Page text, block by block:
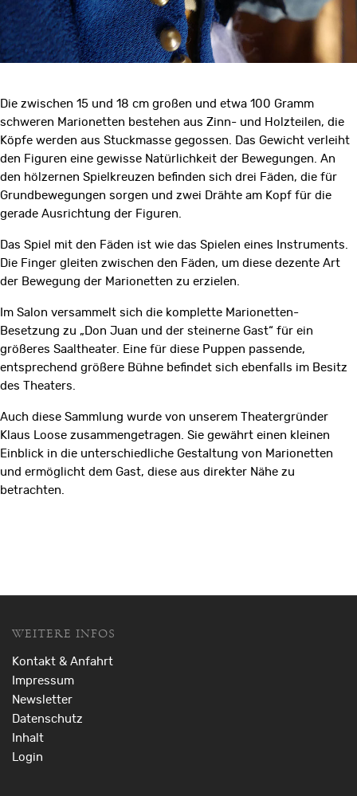
Die zwischen 15 und 18 cm großen und etwa 100 Gramm
schweren Marionetten bestehen aus Zinn- und Holzteilen, die
Köpfe werden aus Stuckmasse gegossen. Das Gewicht verleiht
den Figuren eine gewisse Natürlichkeit der Bewegungen. An
den hölzernen Spielkreuzen befinden sich drei Fäden, die für
Grundbewegungen sorgen und zwei Drähte am Kopf für die
gerade Ausrichtung der Figuren.
Das Spiel mit den Fäden ist wie das Spielen eines Instruments.
Die Finger gleiten zwischen den Fäden, um diese dezente Art
der Bewegung der Marionetten zu erzielen.
Im Salon versammelt sich die komplette Marionetten-
Besetzung zu „Don Juan und der steinerne Gast“ für ein
größeres Saaltheater. Eine für diese Puppen passende,
entsprechend größere Bühne befindet sich ebenfalls im Besitz
des Theaters.
Auch diese Sammlung wurde von unserem Theatergründer
Klaus Loose zusammengetragen. Sie gewährt einen kleinen
Einblick in die unterschiedliche Gestaltung von Marionetten
und ermöglicht dem Gast, diese aus direkter Nähe zu
betrachten.
WEITERE INFOS
Kontakt & Anfahrt
Impressum
Newsletter
Datenschutz
Inhalt
Login